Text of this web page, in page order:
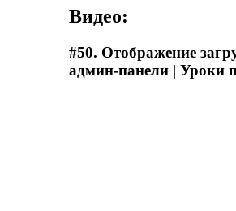
Видео:
#50. Отображение
админ-панели | Уроки